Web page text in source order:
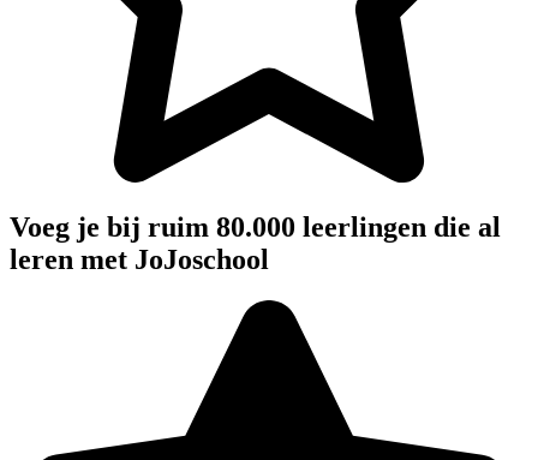
Voeg je bij ruim 80.000 leerlingen die al
leren met JoJoschool